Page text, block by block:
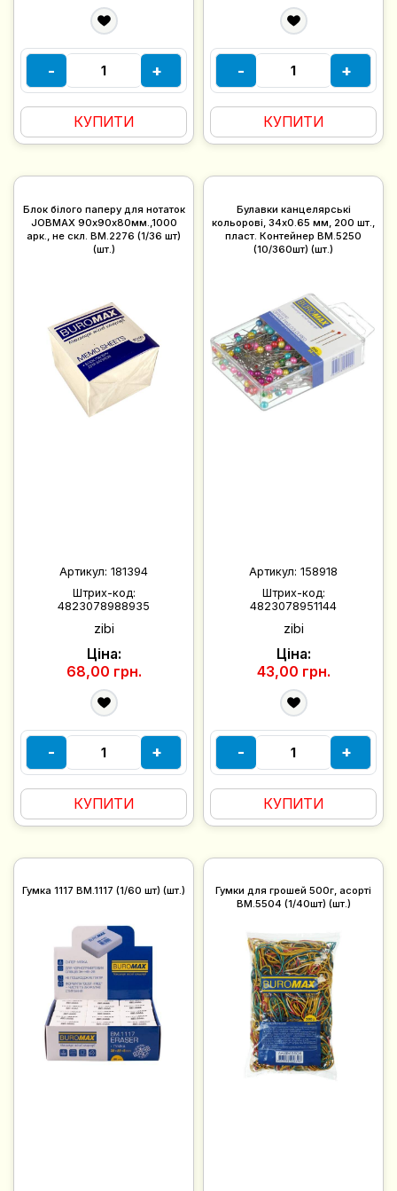
- +
КУПИТИ
- +
КУПИТИ
Блок білого паперу для нотаток
JOBMAX 90х90х80мм.,1000
арк., не скл. BM.2276 (1/36 шт)
(шт.)
Артикул: 181394
Штрих-код:
4823078988935
zibi
Ціна:
68,00 грн.
- +
КУПИТИ
Булавки канцелярські
кольорові, 34х0.65 мм, 200 шт.,
пласт. Контейнер BM.5250
(10/360шт) (шт.)
Артикул: 158918
Штрих-код:
4823078951144
zibi
Ціна:
43,00 грн.
- +
КУПИТИ
Гумка 1117 BM.1117 (1/60 шт) (шт.)
Гумки для грошей 500г, асорті
BM.5504 (1/40шт) (шт.)